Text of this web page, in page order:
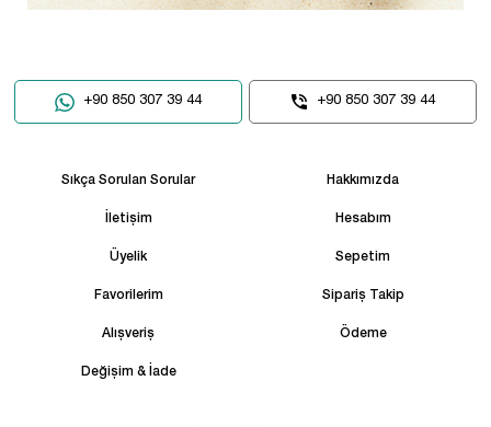
+90 850 307 39 44 +90 850 307 39 44
Sıkça Sorulan Sorular Hakkımızda
İletişim Hesabım
Üyelik Sepetim
Favorilerim Sipariş Takip
Alışveriş Ödeme
Değişim & İade